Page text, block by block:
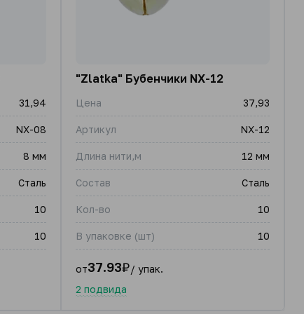
31,94
NX-08
8 мм
Сталь
10
10
"Zlatka" Бубенчики NX-12
Цена 37,93
Артикул NX-12
Длина нити,м 12 мм
Состав Сталь
Кол-во 10
В упаковке (шт) 10
от37.93₽/ упак.
2 подвида